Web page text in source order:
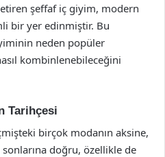
şeffaf iç giyim, modern
bir yer edinmiştir. Bu
neden popüler
kombinlenebileceğini
Tarihçesi
birçok modanın aksine,
doğru, özellikle de